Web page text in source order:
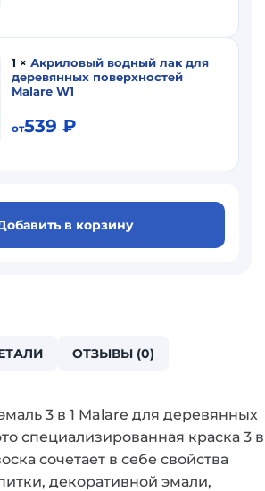
1 × Акриловый водный лак для
деревянных поверхностей
Malare W1
от539 ₽
в корзину
ОТЗЫВЫ (0)
3 в 1 Malare для деревянных
специализированная краска 3 в
сочетает в себе свойства
декоративной эмали,